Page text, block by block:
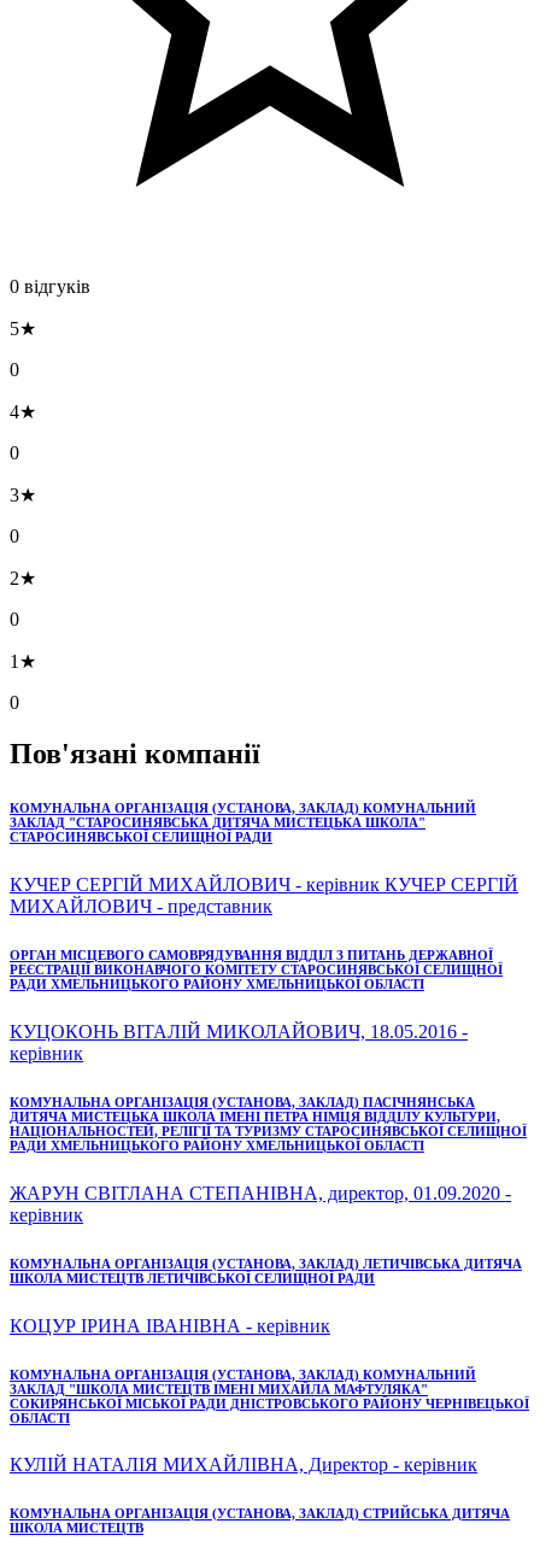
0 відгуків
5★
0
4★
0
3★
0
2★
0
1★
0
Пов'язані компанії
КОМУНАЛЬНА ОРГАНІЗАЦІЯ (УСТАНОВА, ЗАКЛАД) КОМУНАЛЬНИЙ
ЗАКЛАД "СТАРОСИНЯВСЬКА ДИТЯЧА МИСТЕЦЬКА ШКОЛА"
СТАРОСИНЯВСЬКОЇ СЕЛИЩНОЇ РАДИ
КУЧЕР СЕРГІЙ МИХАЙЛОВИЧ - керівник КУЧЕР СЕРГІЙ
МИХАЙЛОВИЧ - представник
ОРГАН МІСЦЕВОГО САМОВРЯДУВАННЯ ВІДДІЛ З ПИТАНЬ ДЕРЖАВНОЇ
РЕЄСТРАЦІЇ ВИКОНАВЧОГО КОМІТЕТУ СТАРОСИНЯВСЬКОЇ СЕЛИЩНОЇ
РАДИ ХМЕЛЬНИЦЬКОГО РАЙОНУ ХМЕЛЬНИЦЬКОЇ ОБЛАСТІ
КУЦОКОНЬ ВІТАЛІЙ МИКОЛАЙОВИЧ, 18.05.2016 -
керівник
КОМУНАЛЬНА ОРГАНІЗАЦІЯ (УСТАНОВА, ЗАКЛАД) ПАСІЧНЯНСЬКА
ДИТЯЧА МИСТЕЦЬКА ШКОЛА ІМЕНІ ПЕТРА НІМЦЯ ВІДДІЛУ КУЛЬТУРИ,
НАЦІОНАЛЬНОСТЕЙ, РЕЛІГІЇ ТА ТУРИЗМУ СТАРОСИНЯВСЬКОЇ СЕЛИЩНОЇ
РАДИ ХМЕЛЬНИЦЬКОГО РАЙОНУ ХМЕЛЬНИЦЬКОЇ ОБЛАСТІ
ЖАРУН СВІТЛАНА СТЕПАНІВНА, директор, 01.09.2020 -
керівник
КОМУНАЛЬНА ОРГАНІЗАЦІЯ (УСТАНОВА, ЗАКЛАД) ЛЕТИЧІВСЬКА ДИТЯЧА
ШКОЛА МИСТЕЦТВ ЛЕТИЧІВСЬКОЇ СЕЛИЩНОЇ РАДИ
КОЦУР ІРИНА ІВАНІВНА - керівник
КОМУНАЛЬНА ОРГАНІЗАЦІЯ (УСТАНОВА, ЗАКЛАД) КОМУНАЛЬНИЙ
ЗАКЛАД "ШКОЛА МИСТЕЦТВ ІМЕНІ МИХАЙЛА МАФТУЛЯКА"
СОКИРЯНСЬКОЇ МІСЬКОЇ РАДИ ДНІСТРОВСЬКОГО РАЙОНУ ЧЕРНІВЕЦЬКОЇ
ОБЛАСТІ
КУЛІЙ НАТАЛІЯ МИХАЙЛІВНА, Директор - керівник
КОМУНАЛЬНА ОРГАНІЗАЦІЯ (УСТАНОВА, ЗАКЛАД) СТРИЙСЬКА ДИТЯЧА
ШКОЛА МИСТЕЦТВ